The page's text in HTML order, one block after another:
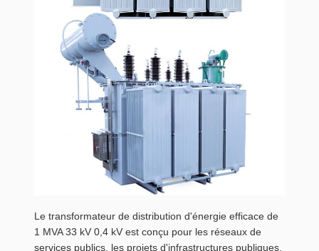
Le transformateur de distribution d'énergie efficace de
1 MVA 33 kV 0,4 kV est conçu pour les réseaux de
services publics, les projets d'infrastructures publiques,